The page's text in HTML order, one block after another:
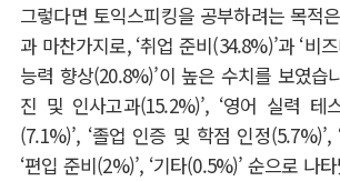
그렇다면 토익스피킹을 공부하려는 목적
과 마찬가지로, ‘취업 준비(34.8%)’과‘비
능력 향상(20.8%)’이 높은 수치를 보였습
진 및 인사고과(15.2%)’, ‘영어 실력 테
(7.1%)’, ‘졸업 인증 및 학점 인정(5.7%)’,
‘편입 준비(2%)’, ‘기타(0.5%)’ 순으로 나